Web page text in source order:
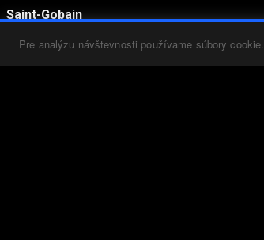
Pre analýzu návštevnosti používame súbory cookie.
Saint-Gobain
Contest 2026
Výsledky medzinárodného kola